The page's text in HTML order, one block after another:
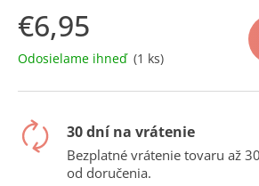
Odosielame ihneď (1 ks)
€6,95
cena:
30 dní na vrátenie
Bezplatné vrátenie tovaru až
od doručenia.
p
o
r
č
m